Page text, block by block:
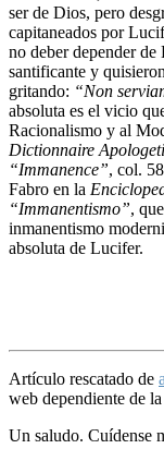
ser de Dios, pero
capitaneados por
no deber depender de
santificante y
gritando: “Non
absoluta es el vicio
Racionalismo y al
Dictionnaire
“Immanence”, col.
Fabro en la
“Immanentismo”,
inmanentismo
absoluta de Lucifer.
Artículo rescatado de
web dependiente de
Un saludo. Cuídense